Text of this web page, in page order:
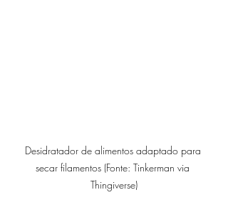
Desidratador de alimentos adaptado para
secar filamentos (Fonte: Tinkerman via
Thingiverse)